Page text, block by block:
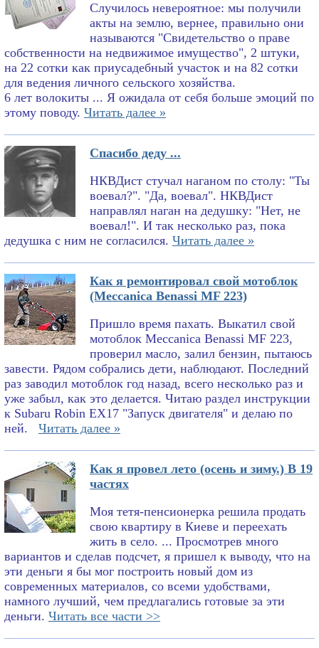
Случилось невероятное: мы получили
акты на землю, вернее, правильно они
называются "Свидетельство о праве
собственности на недвижимое имущество", 2 штуки,
на 22 сотки как приусадебный участок и на 82 сотки
для ведения личного сельского хозяйства.
6 лет волокиты ... Я ожидала от себя больше эмоций по
этому поводу. Читать далее »
Спасибо деду ...
НКВДист стучал наганом по столу: "Ты
воевал?". "Да, воевал". НКВДист
направлял наган на дедушку: "Нет, не
воевал!". И так несколько раз, пока
дедушка с ним не согласился. Читать далее »
Как я ремонтировал свой мотоблок
(Meccanica Benassi MF 223)
Пришло время пахать. Выкатил свой
мотоблок Meccanica Benassi MF 223,
проверил масло, залил бензин, пытаюсь
завести. Рядом собрались дети, наблюдают. Последний
раз заводил мотоблок год назад, всего несколько раз и
уже забыл, как это делается. Читаю раздел инструкции
к Subaru Robin EX17 "Запуск двигателя" и делаю по
ней.
Читать далее »
Как я провел лето (осень и зиму.) В 19
частях
Моя тетя-пенсионерка решила продать
свою квартиру в Киеве и переехать
жить в село. ... Просмотрев много
вариантов и сделав подсчет, я пришел к выводу, что на
эти деньги я бы мог построить новый дом из
современных материалов, со всеми удобствами,
намного лучший, чем предлагались готовые за эти
деньги. Читать все части >>